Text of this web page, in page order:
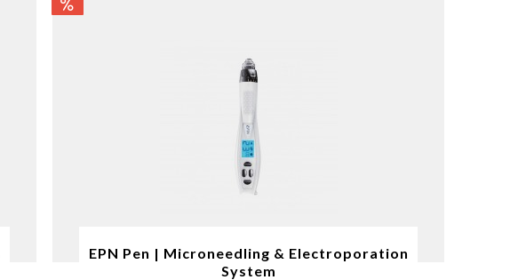
EPN Pen | Microneedling & Electroporation
System